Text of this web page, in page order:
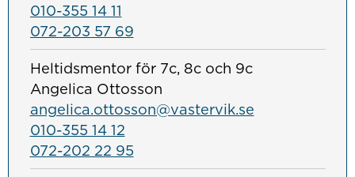
010-355 14 11
072-203 57 69
Heltidsmentor för 7c, 8c och 9c
Angelica Ottosson
angelica.ottosson@vastervik.se
010-355 14 12
072-202 22 95